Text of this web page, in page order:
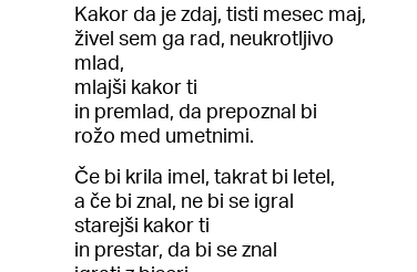
Kakor da je zdaj, tisti mesec maj,
živel sem ga rad, neukrotljivo
mlad,
mlajši kakor ti
in premlad, da prepoznal bi
rožo med umetnimi.
Če bi krila imel, takrat bi letel,
a če bi znal, ne bi se igral
starejši kakor ti
in prestar, da bi se znal